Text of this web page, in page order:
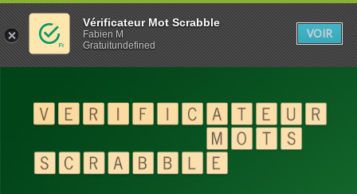
Vérificateur Mot Scrabble
Fabien M
Gratuitundefined
VOIR